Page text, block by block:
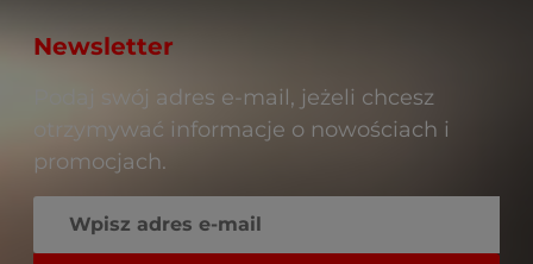
Newsletter
Podaj swój adres e-mail, jeżeli chcesz
otrzymywać informacje o nowościach i
promocjach.